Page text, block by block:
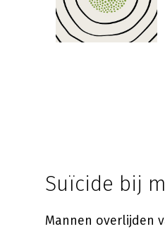
Suïcide bij
Mannen overlijden